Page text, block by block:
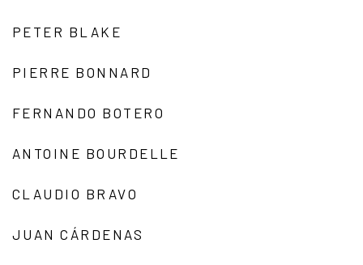
PETER BLAKE
PIERRE BONNARD
FERNANDO BOTERO
ANTOINE BOURDELLE
CLAUDIO BRAVO
JUAN CÁRDENAS